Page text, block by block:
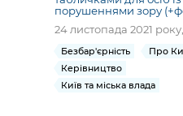
інформацію
порушеннями зору
24 листопада 2021
Безбар'єрність
Про
Керівництво
Київ та міська влада